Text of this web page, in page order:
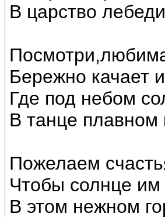
В царство
Бережно качает
Где под небом
В танце плавном
Пожелаем
Чтобы солнце им
В этом нежном